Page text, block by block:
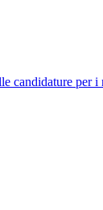
candidature per